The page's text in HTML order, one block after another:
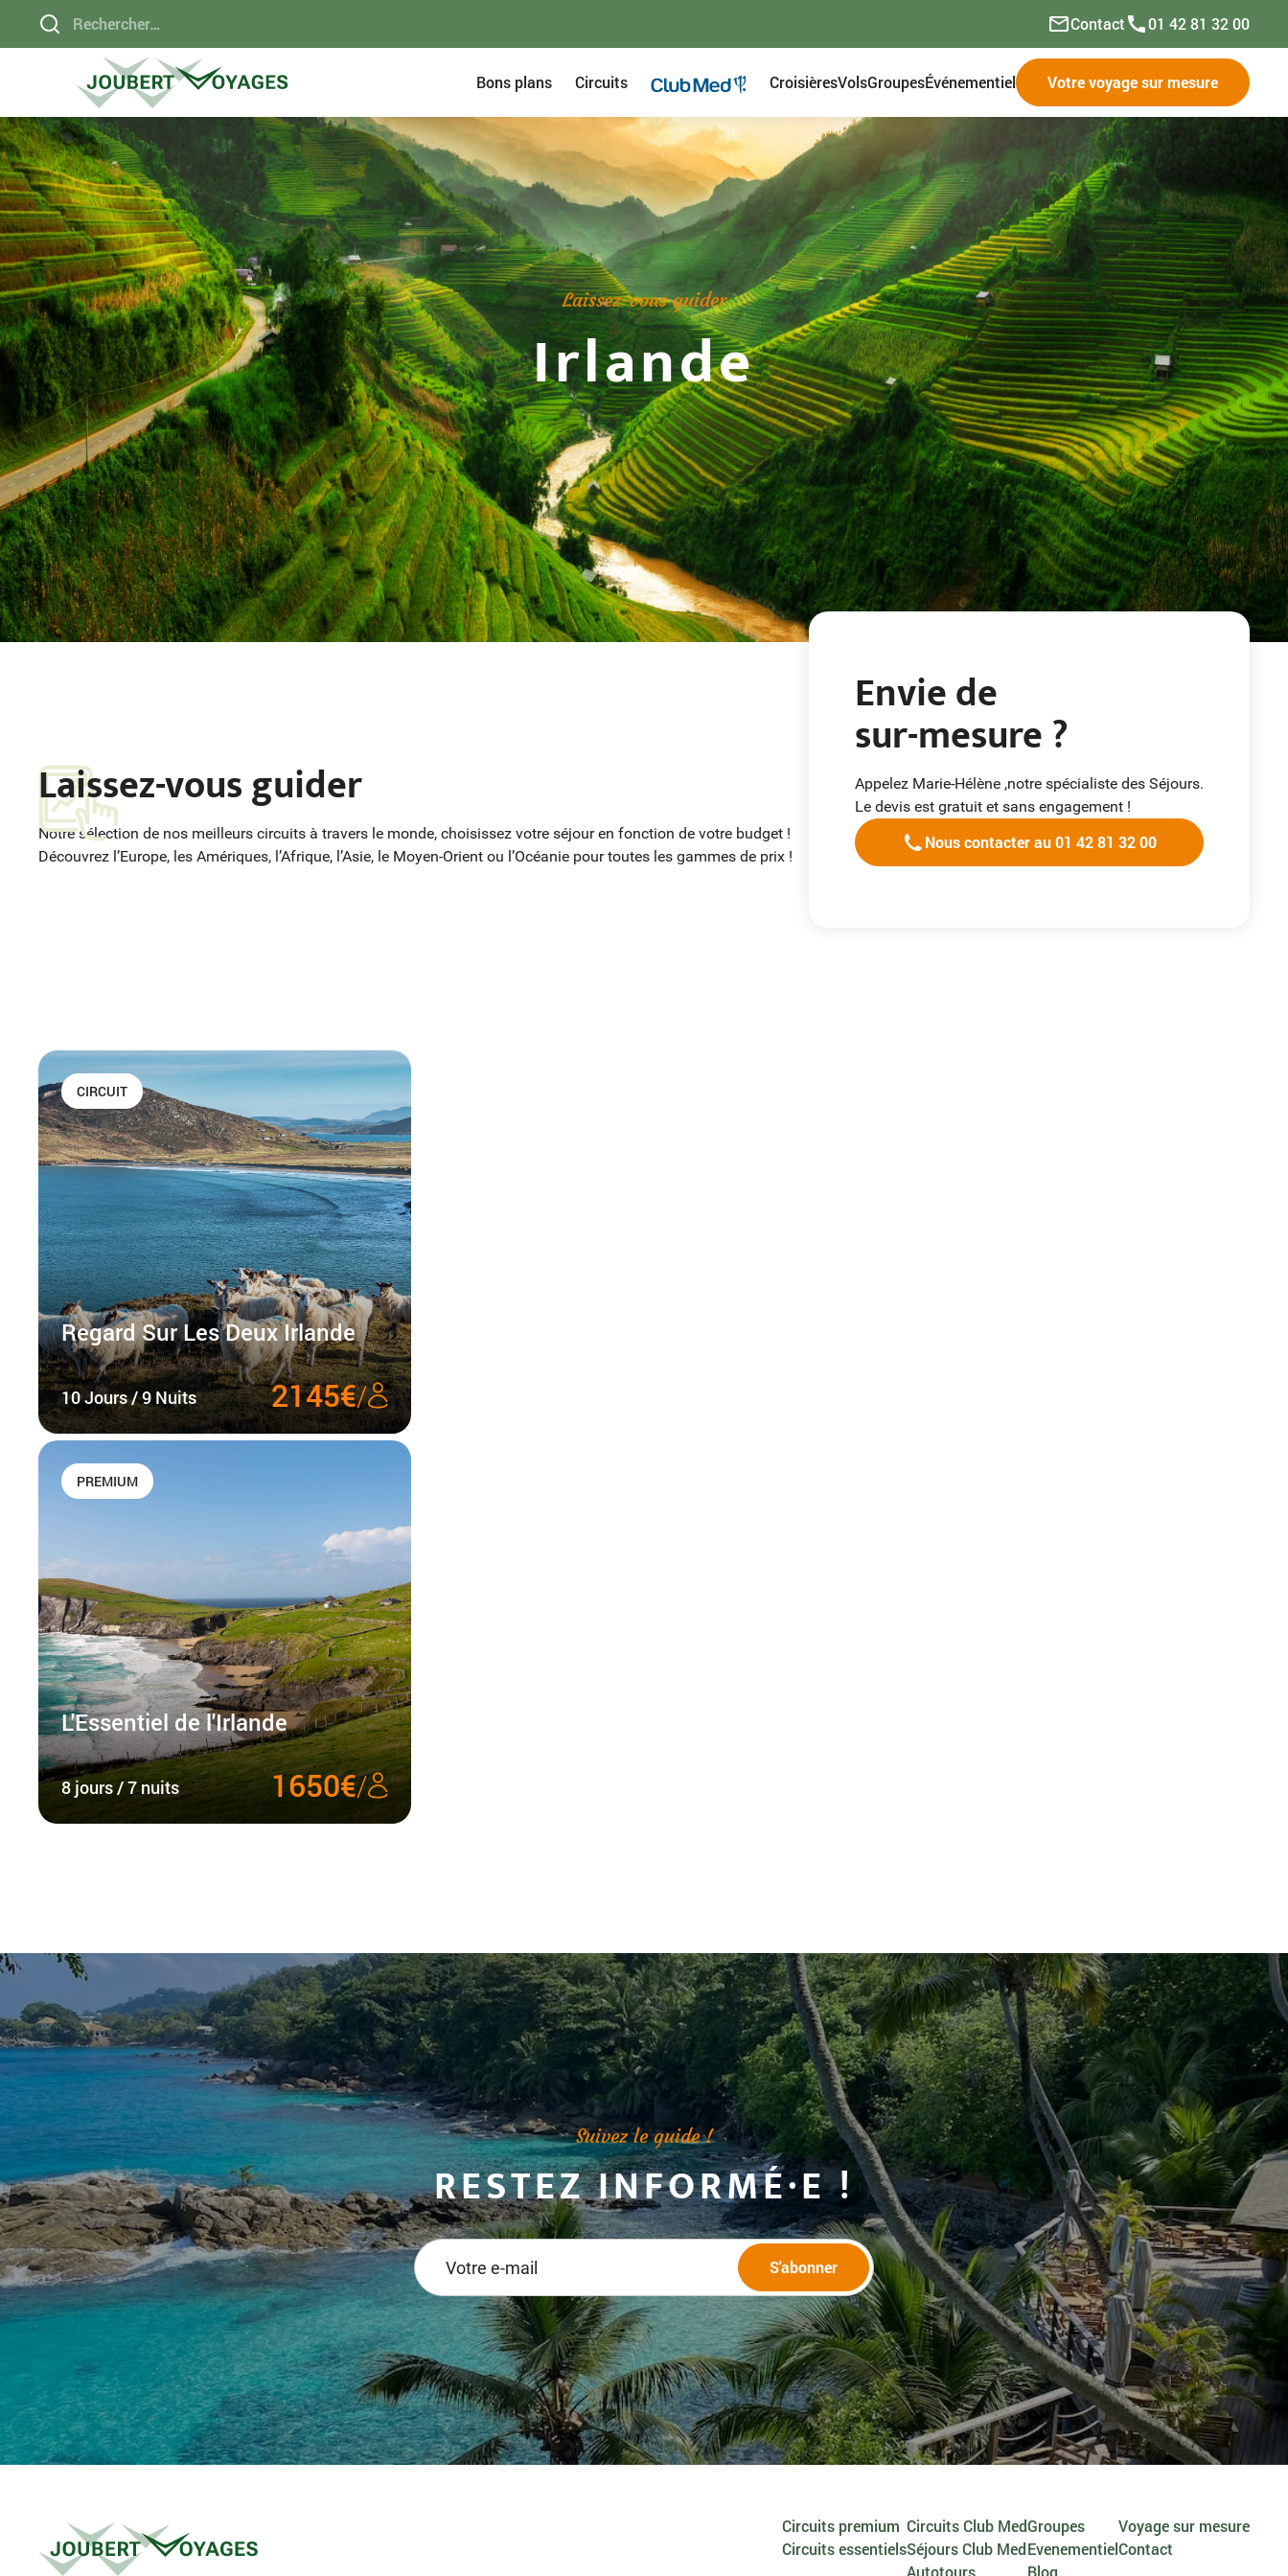
Contact 01 42 81 32 00
Bons plans Circuits CroisièresVolsGroupesÉvénementiel Votre voyage sur mesure
Laissez-vous guider
Irlande
Laissez-vous guider
Notre sélection de nos meilleurs circuits à travers le monde, choisissez votre séjour en fonction de votre budget !
Découvrez l’Europe, les Amériques, l’Afrique, l’Asie, le Moyen-Orient ou l’Océanie pour toutes les gammes de prix !
Envie de
sur-mesure ?
Appelez Marie-Hélène ,notre spécialiste des Séjours.
Le devis est gratuit et sans engagement !
Nous contacter au 01 42 81 32 00
CIRCUIT
Regard Sur Les Deux Irlande
10 Jours / 9 Nuits 2145€/
PREMIUM
L'Essentiel de l'Irlande
8 jours / 7 nuits 1650€/
Suivez le guide !
RESTEZ INFORMÉ·E !
Circuits premium
Circuits essentiels
Circuits Club Med
Séjours Club Med
Autotours
Groupes
Evenementiel
Blog
Voyage sur mesure
Contact